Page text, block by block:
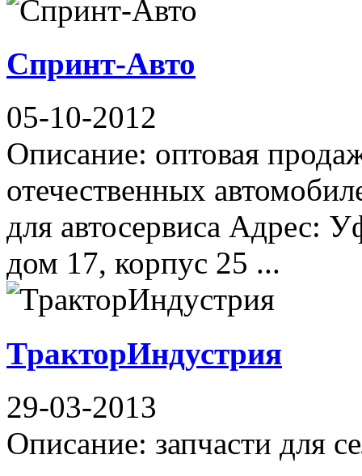
Спринт-Авто
05-10-2012
Описание: оптовая
отечественных
для автосервиса Адрес:
дом 17, корпус 25 ...
ТракторИндустрия
29-03-2013
Описание: запчасти для